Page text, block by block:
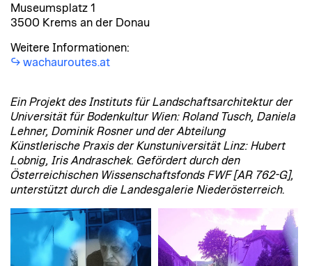
Museumsplatz 1
3500 Krems an der Donau
Weitere Informationen:
wachauroutes.at
Ein Projekt des Instituts für Landschaftsarchitektur der
Universität für Bodenkultur Wien: Roland Tusch, Daniela
Lehner, Dominik Rosner und der Abteilung
Künstlerische Praxis der Kunstuniversität Linz: Hubert
Lobnig, Iris Andraschek. Gefördert durch den
Österreichischen Wissenschaftsfonds FWF [AR 762-G],
unterstützt durch die Landesgalerie Niederösterreich.